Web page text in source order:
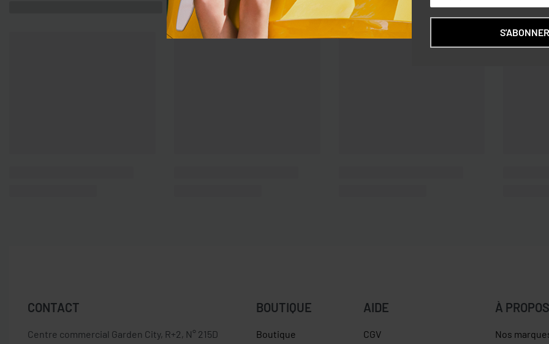
CONTACT
Centre commercial Garden City, R+2, N° 215D
BOUTIQUE
Boutique
AIDE
CGV
À PROPOS
Nos
S'ABONNER